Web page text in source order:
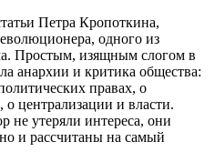
Петра Кропоткина,
одного из
Простым, изящным слогом в
анархии и критика общества:
правах, о
централизации и власти.
не утеряли интереса, они
и рассчитаны на самый